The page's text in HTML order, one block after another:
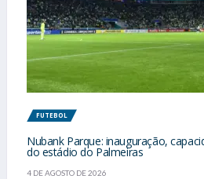
FUTEBOL
Nubank Parque: inauguração,
do estádio do Palmeiras
4 DE AGOSTO DE 2026